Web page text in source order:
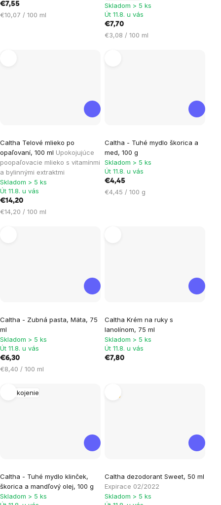
€7,55
Jednotková
€10,07 / 100 ml
Skladom > 5 ks
Út 11.8. u vás
€7,70
Jednotková
€3,08 / 100 ml
Caltha Telové mlieko po
opaľovaní, 100 ml Upokojujúce
poopaľovacie mlieko s vitamínmi
a bylinnými extraktmi
Skladom > 5 ks
Út 11.8. u vás
€14,20
Jednotková
€14,20 / 100 ml
Caltha - Tuhé mydlo škorica a
med, 100 g
Skladom > 5 ks
Út 11.8. u vás
€4,45
Jednotková
€4,45 / 100 g
Caltha - Zubná pasta, Mäta, 75
ml
Skladom > 5 ks
Út 11.8. u vás
€6,30
Jednotková
€8,40 / 100 ml
Caltha Krém na ruky s
lanolínom, 75 ml
Skladom > 5 ks
Út 11.8. u vás
€7,80
Upokojenie
Caltha - Tuhé mydlo klinček,
škorica a mandľový olej, 100 g
Skladom > 5 ks
Caltha dezodorant Sweet, 50 ml
Expirace 02/2022
Skladom > 5 ks